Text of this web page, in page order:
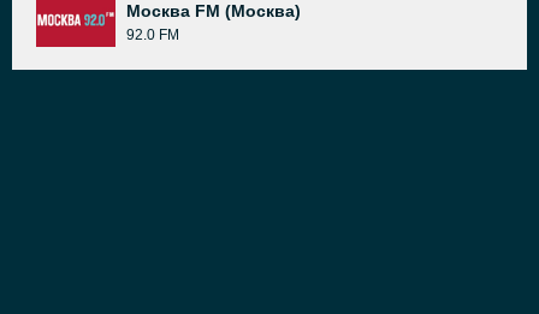
Москва FM (Москва)
92.0 FM